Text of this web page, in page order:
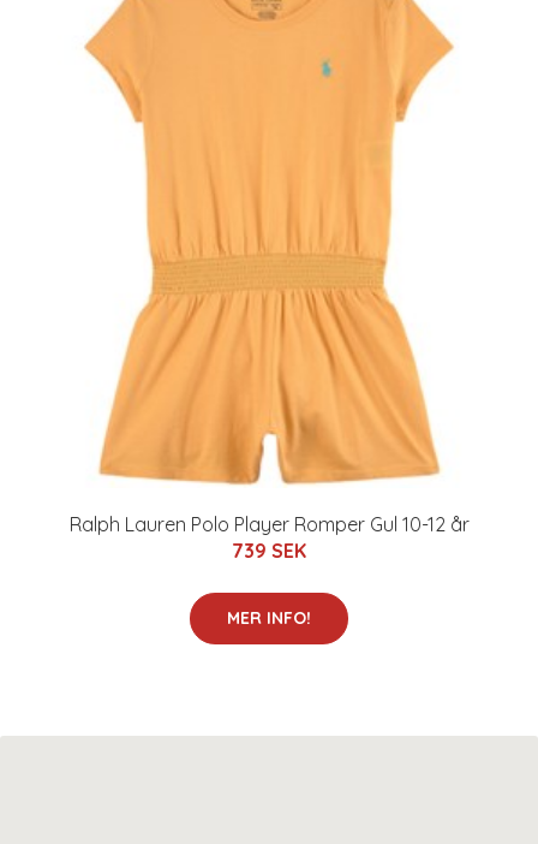
Ralph Lauren Polo Player Romper Gul 10-12 år
739 SEK
MER INFO!